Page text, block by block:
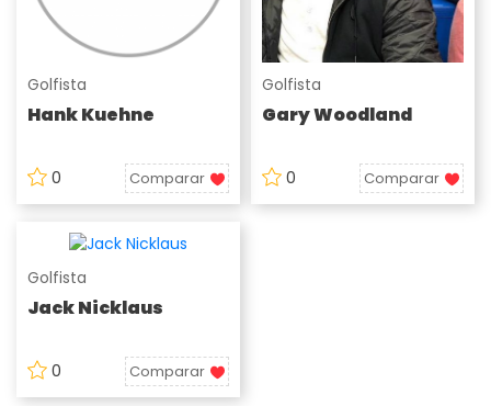
Golfista
Hank Kuehne
0 Comparar
Golfista
Gary Woodland
0 Comparar
Golfista
Jack Nicklaus
0 Comparar